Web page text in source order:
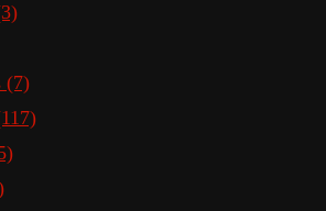
(7)